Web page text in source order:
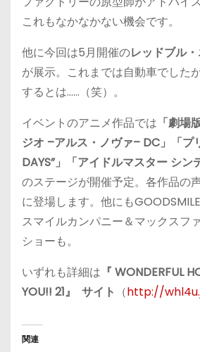
これもなかなかない機会です。
他に今回は5月開催のレッドブル
が展示。これまでは自動車でした
するとは……（笑）。
イベントのアニメ作品では 「劇場
ジオ –アルス・ノヴァ– DC」「プ
DAYS”」「アイドルマスター シン
のステージが開催予定。各作品の
に登場します。他にも
スマイルカンパニー＆マックスフ
ショーも。
いずれも詳細は 『 WONDERFUL
YOU!! 21』
サイト （http://
関連